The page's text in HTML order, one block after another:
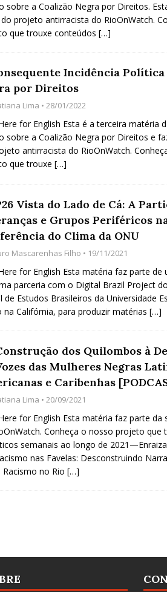
sobre a Coalizão Negra por Direitos.
projeto antirracista do RioOnWatch.
que trouxe conteúdos […]
Incidência Política
por Direitos
Lima • 28/01/2022
for English Esta é a terceira matéria
sobre a Coalizão Negra por Direitos e
antirracista do RioOnWatch.
que trouxe […]
Vista do Lado de Cá: A
e Grupos Periféricos
do Clima da ONU
Mascarenhas Filho • 19/11/2021
for English Esta matéria faz parte de
parceria com o Digital Brazil Project
de Estudos Brasileiros da Universidade
na Califórnia, para produzir matérias […]
dos Quilombos à
das Mulheres Negras
e Caribenhas
Lima • 20/09/2021
for English Esta matéria faz parte da
Conheça o nosso projeto que
semanais ao longo de
nas Favelas: Desconstruindo
Racismo no Rio […]